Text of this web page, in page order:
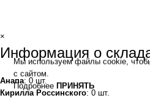
Мы используем файлы cookie,
с сайтом.
Подробнее ПРИНЯТЬ
×
Информация о
Анапа: 0 шт.
Кирилла Россинского: 0 шт.